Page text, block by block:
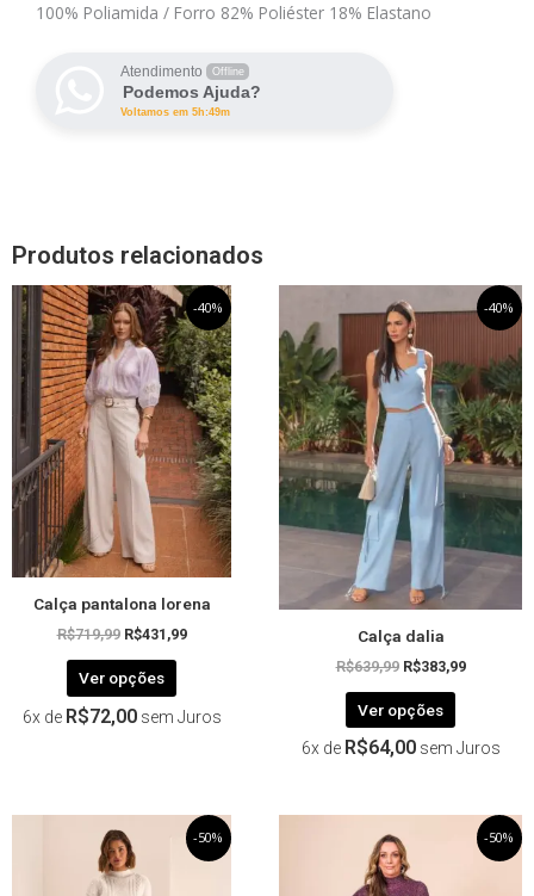
100% Poliamida / Forro 82% Poliéster 18% Elastano
Atendimento Offline
Podemos Ajuda?
Voltamos em 5h:49m
Produtos relacionados
-40%
Calça pantalona lorena
R$719,99
O
preço
original
era:
R$719,99.
R$431,99
O
preço
atual
é:
R$431,99.
Ver opções
Este
produto
tem
várias
variantes.
As
opções
podem
ser
escolhidas
na
página
do
produto
6x de R$72,00 sem Juros
-40%
Calça dalia
R$639,99
preço
original
era:
R$639,99.
R$383,99
preço
atual
R$383,99.
Ver opções
Este
produto
várias
variantes.
As
opções
podem
ser
escolhidas
do
6x de R$64,00 sem Juros
-50%
preço
original
era:
O
preço
atual
Este
produto
-50%
preço
original
era:
preço
atual
Este
produto